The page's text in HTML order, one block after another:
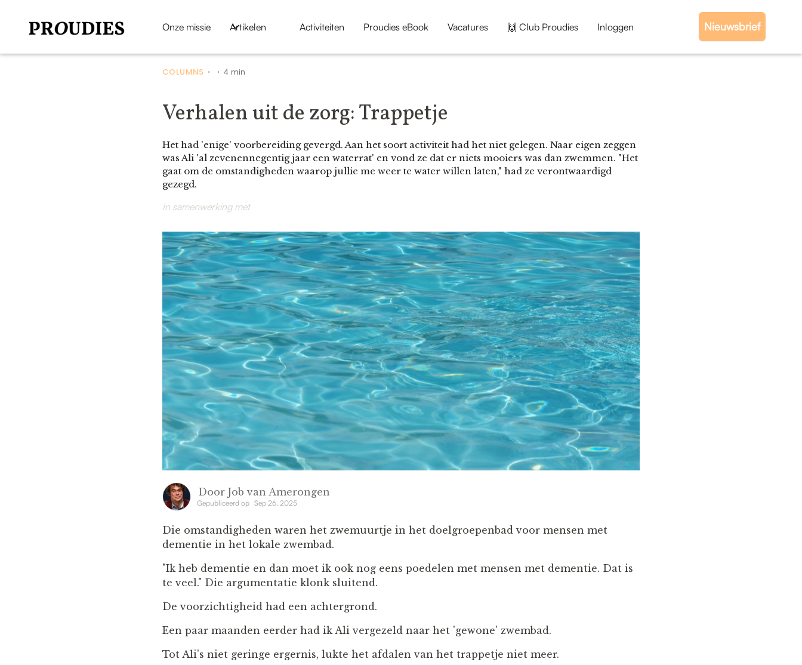
Onze missie Artikelen Activiteiten Proudies eBook Vacatures 🙌 Club Proudies Inloggen Nieuwsbrief
COLUMNS • • 4 min
Verhalen uit de zorg: Trappetje
Het had 'enige' voorbereiding gevergd. Aan het soort activiteit had het niet gelegen. Naar eigen zeggen
was Ali 'al zevenennegentig jaar een waterrat' en vond ze dat er niets mooiers was dan zwemmen. "Het
gaat om de omstandigheden waarop jullie me weer te water willen laten," had ze verontwaardigd
gezegd.
In samenwerking met
Door Job van Amerongen
Gepubliceerd op Sep 26, 2025
Die omstandigheden waren het zwemuurtje in het doelgroepenbad voor mensen met
dementie in het lokale zwembad.
"Ik heb dementie en dan moet ik ook nog eens poedelen met mensen met dementie. Dat is
te veel." Die argumentatie klonk sluitend.
De voorzichtigheid had een achtergrond.
Een paar maanden eerder had ik Ali vergezeld naar het 'gewone' zwembad.
Tot Ali's niet geringe ergernis, lukte het afdalen van het trappetje niet meer.